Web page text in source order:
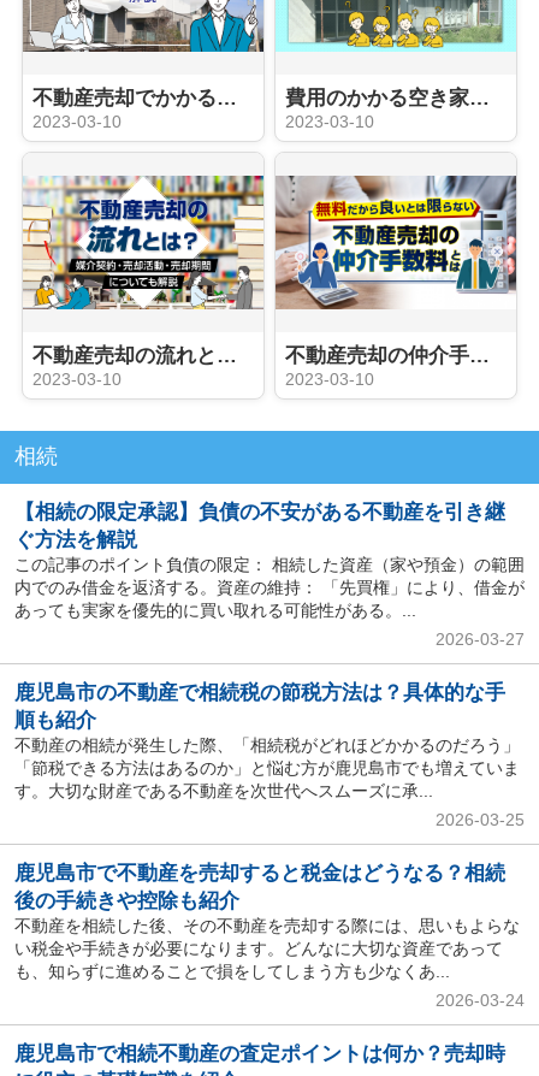
不動産売却でかかる税金の種類は？譲渡所得税の節税方法も解説
2023-03-10
費用のかかる空き家を売却する方法とポイントを解説
2023-03-10
不動産売却の流れとは？媒介契約・売却活動・売却期間についても解説
2023-03-10
不動産売却の仲介手数料とは？
2023-03-10
相続
【相続の限定承認】負債の不安がある不動産を引き継
ぐ方法を解説
この記事のポイント負債の限定： 相続した資産（家や預金）の範囲
内でのみ借金を返済する。資産の維持： 「先買権」により、借金が
あっても実家を優先的に買い取れる可能性がある。...
2026-03-27
鹿児島市の不動産で相続税の節税方法は？具体的な手
順も紹介
不動産の相続が発生した際、「相続税がどれほどかかるのだろう」
「節税できる方法はあるのか」と悩む方が鹿児島市でも増えていま
す。大切な財産である不動産を次世代へスムーズに承...
2026-03-25
鹿児島市で不動産を売却すると税金はどうなる？相続
後の手続きや控除も紹介
不動産を相続した後、その不動産を売却する際には、思いもよらな
い税金や手続きが必要になります。どんなに大切な資産であって
も、知らずに進めることで損をしてしまう方も少なくあ...
2026-03-24
鹿児島市で相続不動産の査定ポイントは何か？売却時